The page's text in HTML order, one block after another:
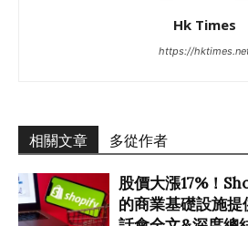
Hk Times
https://
相關文章 多從作者
股價大漲17%！
的商業基礎設施